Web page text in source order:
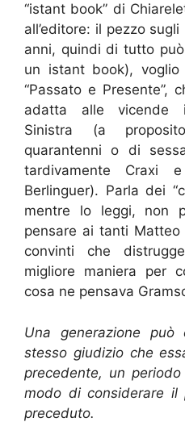
“istant book” di
all’editore: il pezzo
anni, quindi di tutto
un istant book),
“Passato e Presente”,
adatta alle vicende
Sinistra (a
quarantenni o di
tardivamente Craxi
Berlinguer). Parla dei
mentre lo leggi, non
pensare ai tanti Matteo
convinti che
migliore maniera per
cosa ne pensava
Una generazione può
stesso giudizio che
precedente, un
modo di considerare
preceduto.